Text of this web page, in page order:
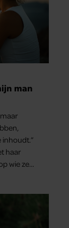
man
inhoudt.”
haar
wie ze